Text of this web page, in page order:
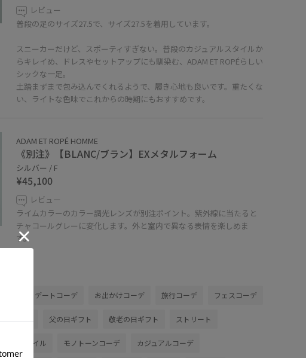
レビュー
普段の足のサイズ27.5で、サイズ27.5を着用しています。
スニーカーだけど、スポーティすぎない。普段のカジュアルスタイルか
らキレイめ、ドレスやセットアップにも馴染む、ADAM ET ROPÉらしい
シックな一足。
土踏まずまで包み込んでくれるようで、履き心地も良いです。重たくな
い、ライトな色味でこれからの時期にもおすすめです。
ADAM ET ROPÉ HOMME
《別注》【BLANC/ブラン】EXメタルフォーム
シルバー / F
¥45,100
レビュー
ライムカラーのカラー調光レンズが別注ポイント。紫外線に当たると
チャコールグレーに変化します。外と室内で異なる表情を楽しめま
す。
デートコーデ お出かけコーデ 旅行コーデ フェスコーデ
父の日ギフト 敬老の日ギフト ストリート
パンツスタイル モノトーンコーデ カジュアルコーデ